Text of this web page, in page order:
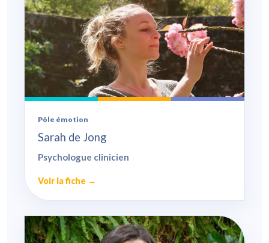
Pôle émotion
Sarah de Jong
Psychologue clinicien
Voir la fiche →